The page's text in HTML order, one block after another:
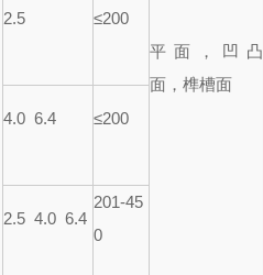
平面，凹凸
面，榫槽面
2.5 ≤200
4.0 6.4 ≤200
2.5 4.0 6.4
201-45
0